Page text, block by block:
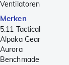
Ventilatoren
Merken
5.11 Tactical
Alpaka Gear
Aurora
Benchmade